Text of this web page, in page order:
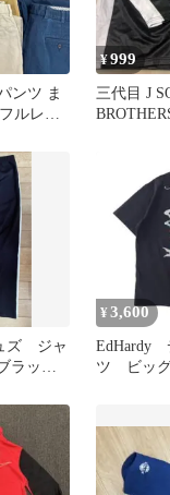
ルレン
¥999
三代目 J
ズ ジャ
ラッ
¥ 3,600
EdHardy
ツ ビッ